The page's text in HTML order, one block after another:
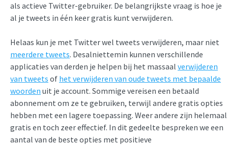
als actieve Twitter-gebruiker. De belangrijkste vraag is hoe je
al je tweets in één keer gratis kunt verwijderen.
Helaas kun je met Twitter wel tweets verwijderen, maar niet
meerdere tweets. Desalniettemin kunnen verschillende
applicaties van derden je helpen bij het massaal verwijderen
van tweets of het verwijderen van oude tweets met bepaalde
woorden uit je account. Sommige vereisen een betaald
abonnement om ze te gebruiken, terwijl andere gratis opties
hebben met een lagere toepassing. Weer andere zijn helemaal
gratis en toch zeer effectief. In dit gedeelte bespreken we een
aantal van de beste opties met positieve